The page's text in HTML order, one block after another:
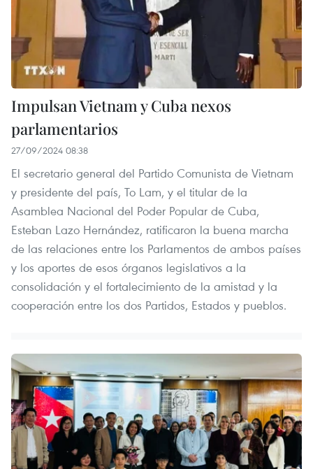
Impulsan Vietnam y Cuba nexos
parlamentarios
27/09/2024 08:38
El secretario general del Partido Comunista de Vietnam
y presidente del país, To Lam, y el titular de la
Asamblea Nacional del Poder Popular de Cuba,
Esteban Lazo Hernández, ratificaron la buena marcha
de las relaciones entre los Parlamentos de ambos países
y los aportes de esos órganos legislativos a la
consolidación y el fortalecimiento de la amistad y la
cooperación entre los dos Partidos, Estados y pueblos.